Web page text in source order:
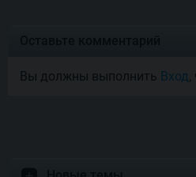
Money Mariachi
Вы должны выполнить Вход,